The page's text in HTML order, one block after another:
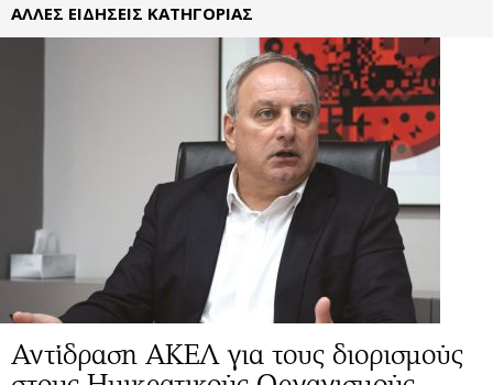
ΑΛΛΕΣ ΕΙΔΗΣΕΙΣ ΚΑΤΗΓΟΡΙΑΣ
Αντίδραση ΑΚΕΛ για τους διορισμούς